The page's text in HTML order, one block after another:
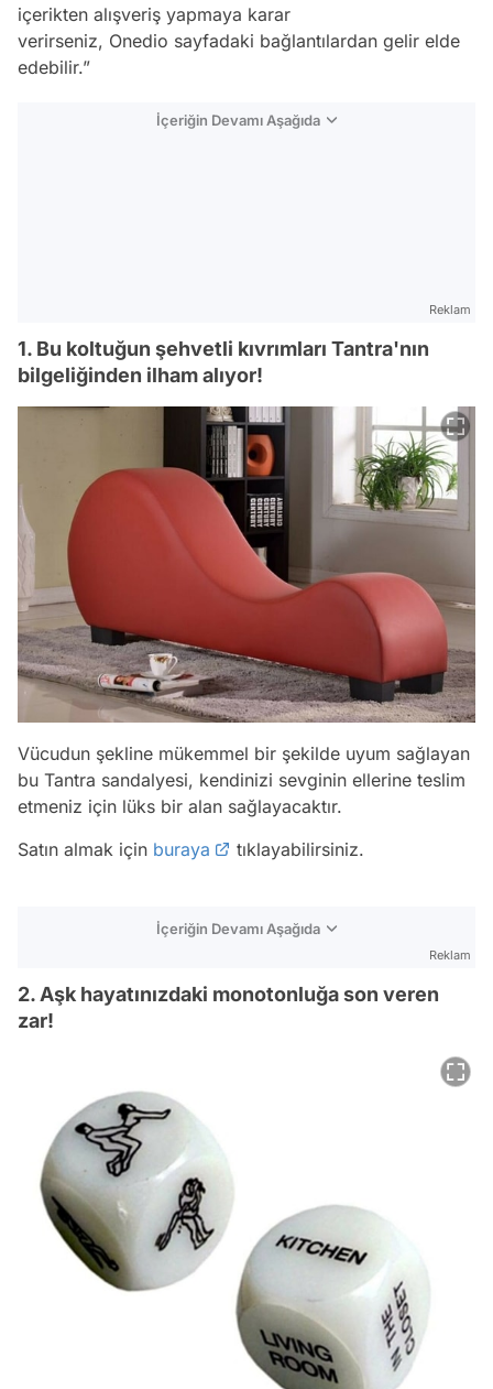
içerikten alışveriş yapmaya karar
verirseniz, Onedio sayfadaki bağlantılardan gelir elde
edebilir.”
İçeriğin Devamı Aşağıda
Reklam
1. Bu koltuğun şehvetli kıvrımları Tantra'nın
bilgeliğinden ilham alıyor!
Vücudun şekline mükemmel bir şekilde uyum sağlayan
bu Tantra sandalyesi, kendinizi sevginin ellerine teslim
etmeniz için lüks bir alan sağlayacaktır.
Satın almak için buraya tıklayabilirsiniz.
İçeriğin Devamı Aşağıda
Reklam
2. Aşk hayatınızdaki monotonluğa son veren
zar!